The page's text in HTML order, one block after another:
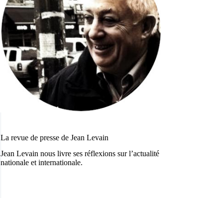
La revue de presse de Jean Levain
Jean Levain nous livre ses réflexions sur l’actualité
nationale et internationale.